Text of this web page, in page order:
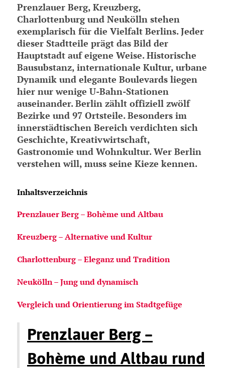
Prenzlauer Berg, Kreuzberg,
Charlottenburg und Neukölln stehen
exemplarisch für die Vielfalt Berlins. Jeder
dieser Stadtteile prägt das Bild der
Hauptstadt auf eigene Weise. Historische
Bausubstanz, internationale Kultur, urbane
Dynamik und elegante Boulevards liegen
hier nur wenige U-Bahn-Stationen
auseinander. Berlin zählt offiziell zwölf
Bezirke und 97 Ortsteile. Besonders im
innerstädtischen Bereich verdichten sich
Geschichte, Kreativwirtschaft,
Gastronomie und Wohnkultur. Wer Berlin
verstehen will, muss seine Kieze kennen.
Inhaltsverzeichnis
Prenzlauer Berg – Bohème und Altbau
Kreuzberg – Alternative und Kultur
Charlottenburg – Eleganz und Tradition
Neukölln – Jung und dynamisch
Vergleich und Orientierung im Stadtgefüge
Prenzlauer Berg –
Bohème und Altbau rund